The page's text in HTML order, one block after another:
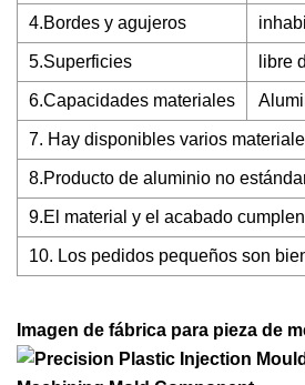
4.Bordes y agujeros
5.Superficies libre
6.Capacidades materiales
7. Hay disponibles varios
8.Producto de aluminio no
9.El material y el acabado
10. Los pedidos pequeños son
Imagen de fábrica para pieza de